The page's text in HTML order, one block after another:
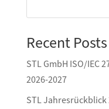
Recent Posts
STL GmbH ISO/IEC
2026-2027
STL